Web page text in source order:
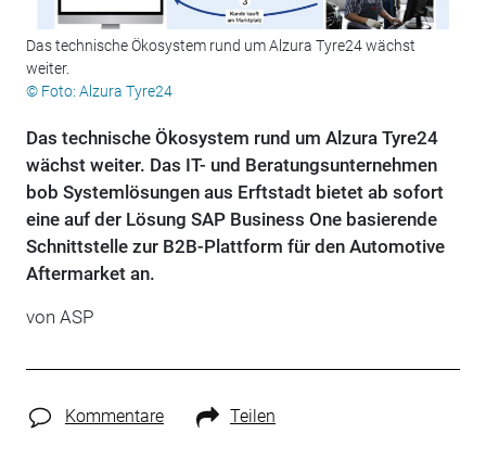
Das technische Ökosystem rund um Alzura Tyre24 wächst
weiter.
© Foto: Alzura Tyre24
Das technische Ökosystem rund um Alzura Tyre24
wächst weiter. Das IT- und Beratungsunternehmen
bob Systemlösungen aus Erftstadt bietet ab sofort
eine auf der Lösung SAP Business One basierende
Schnittstelle zur B2B-Plattform für den Automotive
Aftermarket an.
von ASP
Kommentare Teilen